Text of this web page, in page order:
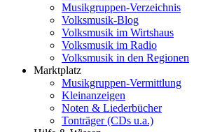
Musikgruppen-Verzeichnis
Volksmusik-Blog
Volksmusik im Wirtshaus
Volksmusik im Radio
Volksmusik in den Regionen
Marktplatz
Musikgruppen-Vermittlung
Kleinanzeigen
Noten & Liederbücher
Tonträger (CDs u.a.)